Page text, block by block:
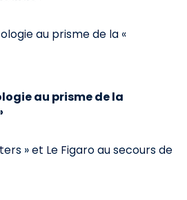
au prisme de la